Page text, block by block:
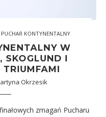
PUCHAR KONTYNENTALNY
W
SKOGLUND I
Okrzesik
zmagań Pucharu